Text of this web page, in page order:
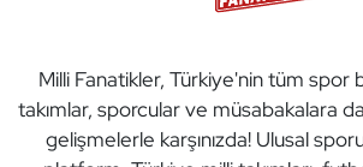
Milli Fanatikler, Türkiye'nin tüm spor
takımlar, sporcular ve müsabakalara
gelişmelerle karşınızda! Ulusal